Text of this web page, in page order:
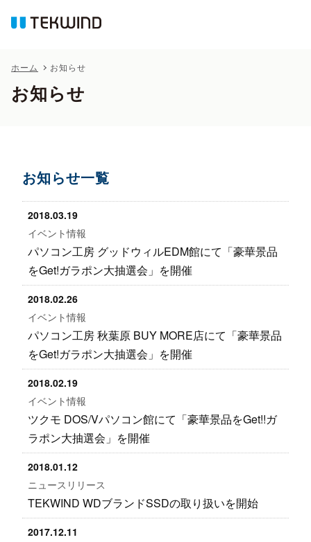
ホーム お知らせ
お知らせ
お知らせ一覧
2018.03.19
イベント情報
パソコン工房 グッドウィルEDM館にて「豪華景品
をGet!ガラポン大抽選会」を開催
2018.02.26
イベント情報
パソコン工房 秋葉原 BUY MORE店にて「豪華景品
をGet!ガラポン大抽選会」を開催
2018.02.19
イベント情報
ツクモ DOS/Vパソコン館にて「豪華景品をGet!!ガ
ラポン大抽選会」を開催
2018.01.12
ニュースリリース
TEKWIND WDブランドSSDの取り扱いを開始
2017.12.11